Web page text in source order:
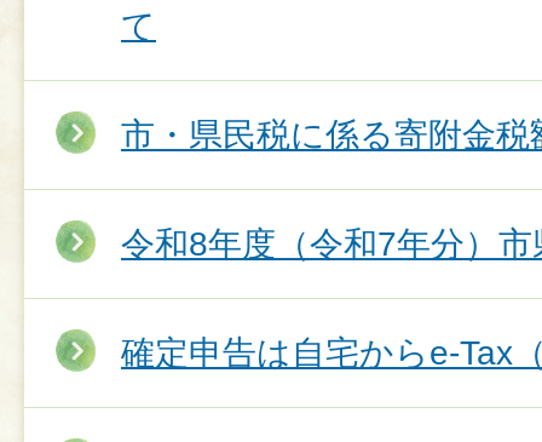
て
市・県民税に係る寄附金税
令和8年度（令和7年分）
確定申告は自宅からe‐Tax